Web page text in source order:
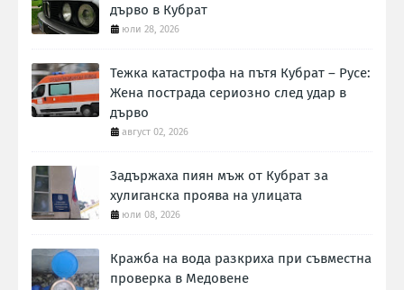
дърво в Кубрат
юли 28, 2026
Тежка катастрофа на пътя Кубрат – Русе:
Жена пострада сериозно след удар в
дърво
август 02, 2026
Задържаха пиян мъж от Кубрат за
хулиганска проява на улицата
юли 08, 2026
Кражба на вода разкриха при съвместна
проверка в Медовене